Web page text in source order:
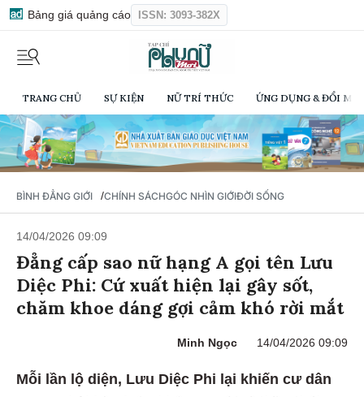
Bảng giá quảng cáo ISSN: 3093-382X
TRANG CHỦ SỰ KIỆN NỮ TRÍ THỨC ỨNG DỤNG & ĐỔI
BÌNH ĐẲNG GIỚI /CHÍNH SÁCHGÓC NHÌN GIỚIĐỜI SỐNG
14/04/2026 09:09
Đẳng cấp sao nữ hạng A gọi tên Lưu
Diệc Phi: Cứ xuất hiện lại gây sốt,
chăm khoe dáng gợi cảm khó rời mắt
Minh Ngọc 14/04/2026 09:09
Mỗi lần lộ diện, Lưu Diệc Phi lại khiến cư dân